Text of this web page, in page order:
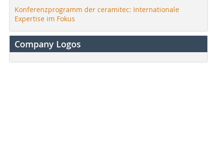
Konferenzprogramm der ceramitec: Internationale
Expertise im Fokus
Company Logos